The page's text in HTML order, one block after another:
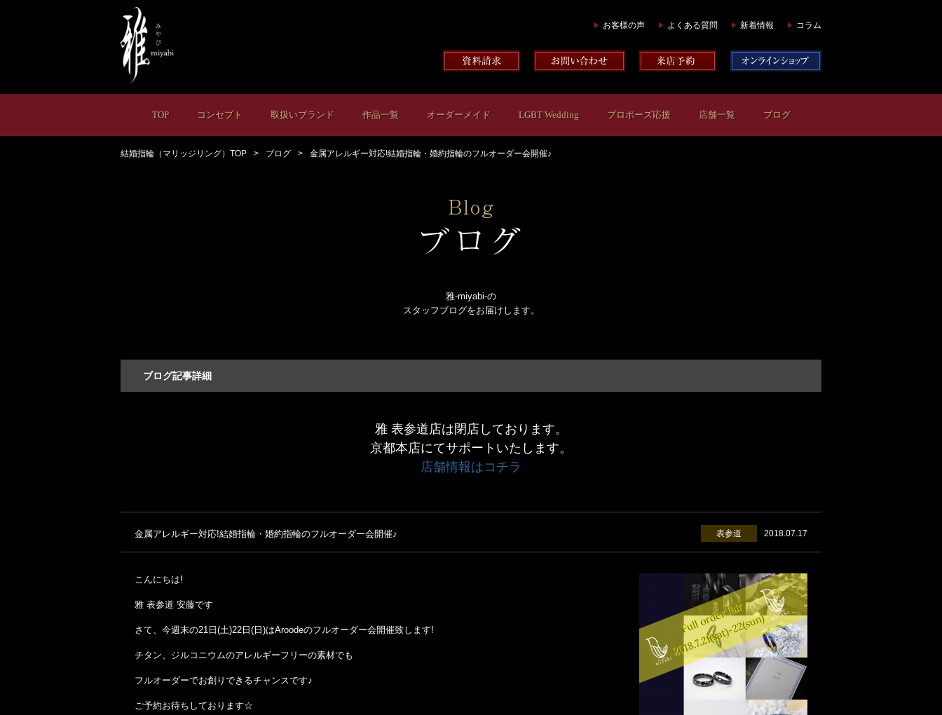
お客様の声 よくある質問 新着情報 コラム
TOP コンセプト 取扱いブランド 作品一覧 オーダーメイド LGBT Wedding プロポーズ応援 店舗一覧 ブログ
結婚指輪（マリッジリング）TOP ブログ 金属アレルギー対応!結婚指輪・婚約指輪のフルオーダー会開催♪
雅-miyabi-の
スタッフブログをお届けします。
ブログ記事詳細
雅 表参道店は閉店しております。
京都本店にてサポートいたします。
店舗情報はコチラ
金属アレルギー対応!結婚指輪・婚約指輪のフルオーダー会開催♪ 2018.07.17
表参道
こんにちは!
雅 表参道 安藤です
さて、今週末の21日(土)22日(日)はAroodeのフルオーダー会開催致します!
チタン、ジルコニウムのアレルギーフリーの素材でも
フルオーダーでお創りできるチャンスです♪
ご予約お待ちしております☆